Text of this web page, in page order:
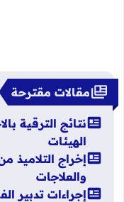
مقالات مقترحة
الهيئات
إخراج
والعلاجات
إجراءات تدبير